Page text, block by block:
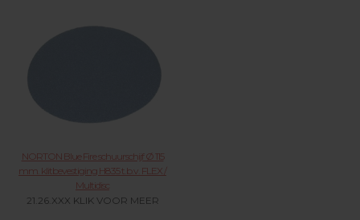
NORTON Blue Fire schuurschijf Ø 115
mm. klitbevestiging H835 t.b.v. FLEX /
Multidisc
21.26.XXX KLIK VOOR MEER